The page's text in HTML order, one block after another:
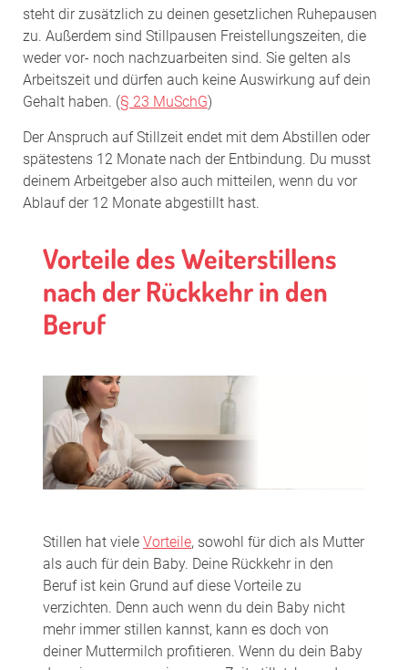
steht dir zusätzlich zu deinen gesetzlichen Ruhepausen
zu. Außerdem sind Stillpausen Freistellungszeiten, die
weder vor- noch nachzuarbeiten sind. Sie gelten als
Arbeitszeit und dürfen auch keine Auswirkung auf dein
Gehalt haben. (§ 23 MuSchG)
Der Anspruch auf Stillzeit endet mit dem Abstillen oder
spätestens 12 Monate nach der Entbindung. Du musst
deinem Arbeitgeber also auch mitteilen, wenn du vor
Ablauf der 12 Monate abgestillt hast.
Vorteile des Weiterstillens
nach der Rückkehr in den
Beruf
Stillen hat viele Vorteile, sowohl für dich als Mutter
als auch für dein Baby. Deine Rückkehr in den
Beruf ist kein Grund auf diese Vorteile zu
verzichten. Denn auch wenn du dein Baby nicht
mehr immer stillen kannst, kann es doch von
deiner Muttermilch profitieren. Wenn du dein Baby